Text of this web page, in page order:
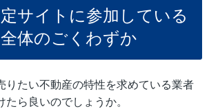
サイトに参加している
体のごくわずか
りたい不動産の特性を求めている業者
ら良いのでしょうか。